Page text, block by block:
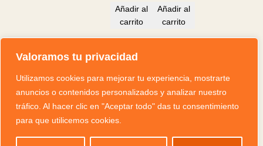
Valoramos tu privacidad
Utilizamos cookies para mejorar tu experiencia, mostrarte
anuncios o contenidos personalizados y analizar nuestro
tráfico. Al hacer clic en "Aceptar todo" das tu consentimiento
para que utilicemos cookies.
Añadir al
carrito
Añadir al
carrito
Instagram
Facebook
Mi cuenta © Corazón do Loto, S.C. 2025
Creado por: